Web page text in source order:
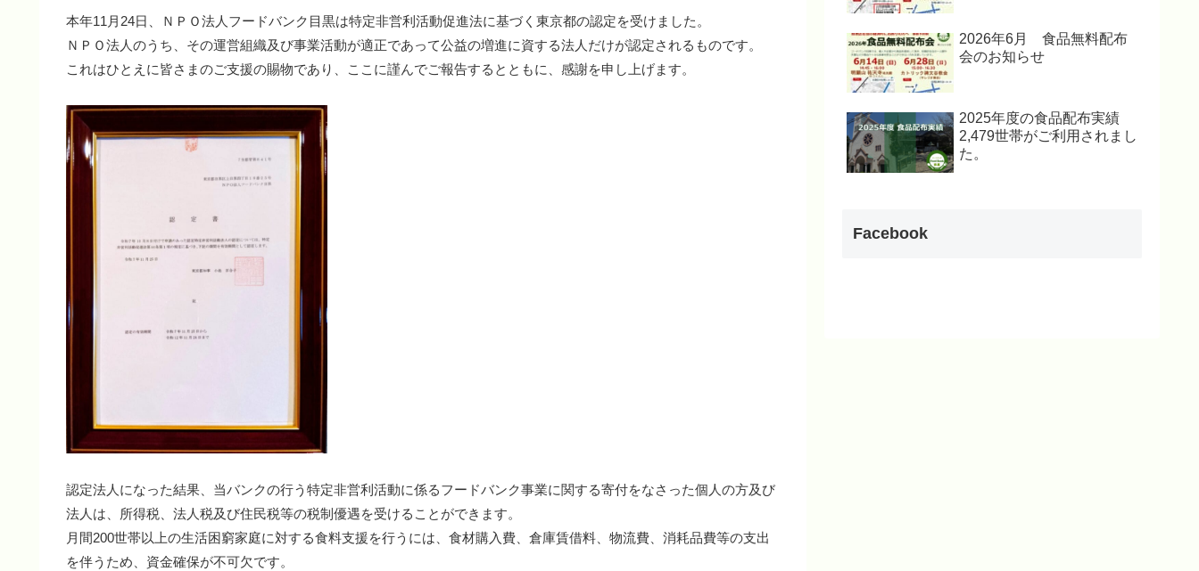
本年11月24日、ＮＰＯ法人フードバンク目黒は特定非営利活動促進法に基づく東京都の認定を受けました。
ＮＰＯ法人のうち、その運営組織及び事業活動が適正であって公益の増進に資する法人だけが認定されるものです。
これはひとえに皆さまのご支援の賜物であり、ここに謹んでご報告するとともに、感謝を申し上げます。
認定法人になった結果、当バンクの行う特定非営利活動に係るフードバンク事業に関する寄付をなさった個人の方及び
法人は、所得税、法人税及び住民税等の税制優遇を受けることができます。
月間200世帯以上の生活困窮家庭に対する食料支援を行うには、食材購入費、倉庫賃借料、物流費、消耗品費等の支出
を伴うため、資金確保が不可欠です。
2026年6月 食品無料配布
会のお知らせ
2025年度の食品配布実績
2,479世帯がご利用されまし
た。
Facebook